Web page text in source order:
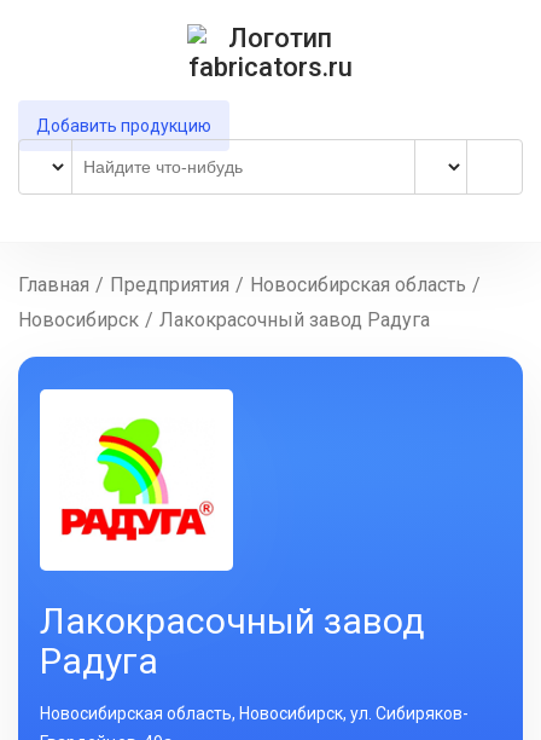
Добавить продукцию
Главная / Предприятия / Новосибирская область /
Новосибирск / Лакокрасочный завод Радуга
Лакокрасочный завод
Радуга
Новосибирская область, Новосибирск, ул. Сибиряков-